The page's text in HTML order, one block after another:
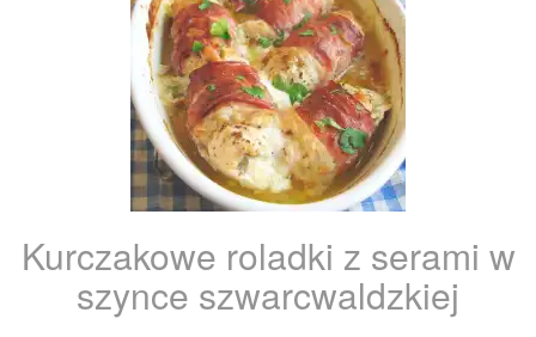
Kurczakowe roladki z serami w
szynce szwarcwaldzkiej